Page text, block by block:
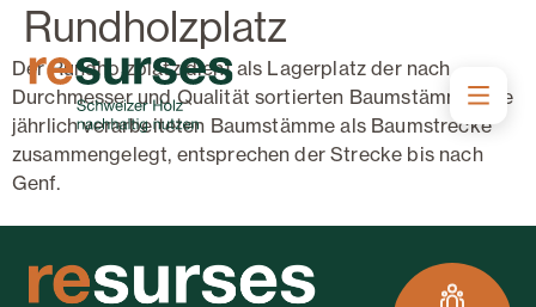
Rundholzplatz
Der Rundholzplatz dient als Lagerplatz der nach
Durchmesser und Qualität sortierten Baumstämme. Die
jährlich verarbeiteten Baumstämme als Baumstrecke
zusammengelegt, entsprechen der Strecke bis nach
Genf.